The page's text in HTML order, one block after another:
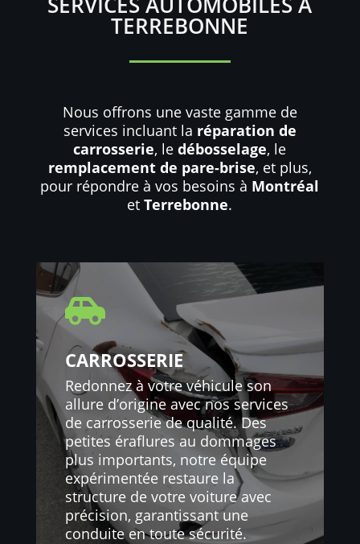
TERREBONNE
Nous offrons une vaste gamme de
services incluant la réparation de
carrosserie, ledébosselage, le
remplacement de pare-brise, et plus,
pour répondre à vos besoins à Montréal
etTerrebonne.

CARROSSERIE
Redonnez à votre véhicule son
allure d’origine avec nos services
de carrosserie de qualité. Des
petites éraflures au dommages
plus importants, notre équipe
expérimentée restaure la
structure de votre voiture avec
précision, garantissant une
conduite en toute sécurité.